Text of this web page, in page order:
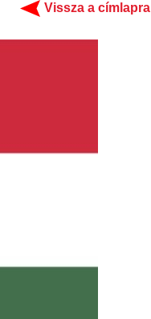
Vissza a címlapra